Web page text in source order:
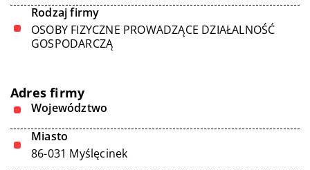
Rodzaj firmy
OSOBY FIZYCZNE PROWADZĄCE DZIAŁALNOŚĆ
GOSPODARCZĄ
Adres firmy
Województwo
Miasto
86-031 Myślęcinek